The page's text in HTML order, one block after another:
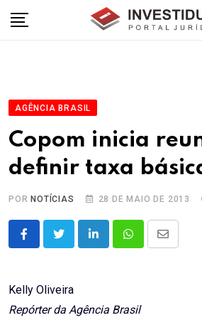
AGÊNCIA BRASIL
Copom inicia
definir taxa
POR NOTÍCIAS 28 DE MAIO DE 2013
LinkedInWhatsappShare
Kelly Oliveira
Repórter da Agência Brasil